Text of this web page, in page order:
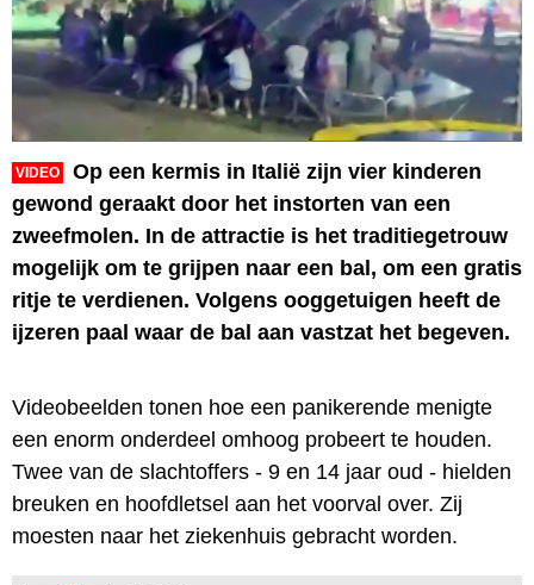
VIDEO
Op een kermis in Italië zijn vier kinderen
gewond geraakt door het instorten van een
zweefmolen. In de attractie is het traditiegetrouw
mogelijk om te grijpen naar een bal, om een gratis
ritje te verdienen. Volgens ooggetuigen heeft de
ijzeren paal waar de bal aan vastzat het begeven.
Videobeelden tonen hoe een panikerende menigte
een enorm onderdeel omhoog probeert te houden.
Twee van de slachtoffers - 9 en 14 jaar oud - hielden
breuken en hoofdletsel aan het voorval over. Zij
moesten naar het ziekenhuis gebracht worden.